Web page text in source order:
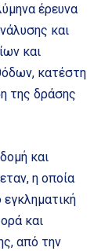
έρευνα
και
και
κατέστη
της δράσης
και
η οποία
και
από την